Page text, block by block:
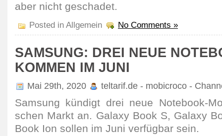
aber nicht geschadet.
Posted in Allgemein No Comments »
SAMSUNG: DREI NEUE
KOMMEN IM JUNI
Mai 29th, 2020 teltarif.de - mobicroco -
Samsung kündigt drei neue Note­book-
schen Markt an. Galaxy Book S, Galaxy
Book Ion sollen im Juni verfügbar sein.